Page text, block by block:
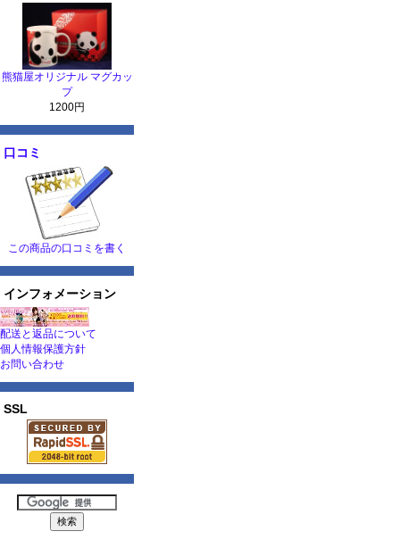
熊猫屋オリジナル マグカッ
プ
1200円
口コミ
この商品の口コミを書く
インフォメーション
配送と返品について
個人情報保護方針
お問い合わせ
SSL